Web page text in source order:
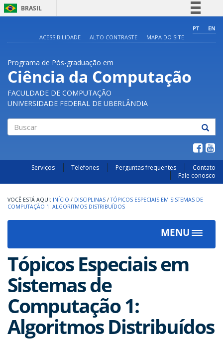
BRASIL
Comunica BR
Acesso à informação
Legislação
PT
EN
ACESSIBILIDADE
ALTO CONTRASTE MAPA DO SITE
Programa de Pós-graduação em
Ciência da Computação
FACULDADE DE COMPUTAÇÃO
UNIVERSIDADE FEDERAL DE UBERLÂNDIA
Serviços Telefones Perguntas frequentes
Contato
Fale conosco
INÍCIO / DISCIPLINAS / TÓPICOS ESPECIAIS EM SISTEMAS DE
COMPUTAÇÃO 1: ALGORITMOS DISTRIBUÍDOS
MENU
Toggle
Tópicos Especiais em
Sistemas de
Computação 1:
Algoritmos Distribuídos